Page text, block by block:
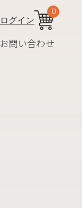
グイン
0
お問い合わせ